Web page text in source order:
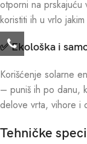
otporni na prskajuću
koristiti ih u vrlo
✅Ekološka i
Korišćenje solarne
– puniš ih po danu,
delove vrta, vihore i
Tehničke